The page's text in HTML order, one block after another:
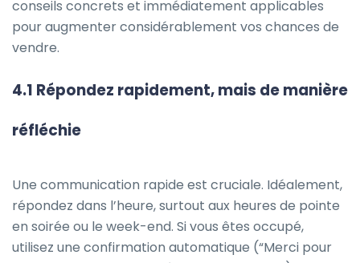
conseils concrets et immédiatement applicables
pour augmenter considérablement vos chances de
vendre.
4.1 Répondez rapidement, mais de manière
réfléchie
Une communication rapide est cruciale. Idéalement,
répondez dans l’heure, surtout aux heures de pointe
en soirée ou le week-end. Si vous êtes occupé,
utilisez une confirmation automatique (“Merci pour